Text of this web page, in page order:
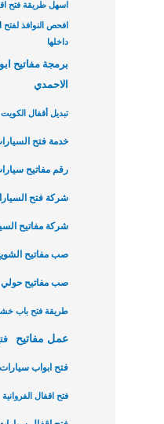
اسهل طريقة فتح
افحص النوافذ لفتح
داخلها
برمجة مفاتيح
الاحمدي
تبديل أقفال الكويت
خدمة فتح
رقم مفاتيح
شركة فتح
شركة مفاتيح
صب مفاتيح
صب مفاتيح حولي
طريقة فتح باب
عمل مفاتيح
فتح ابواب
فتح اقفال الفروانية